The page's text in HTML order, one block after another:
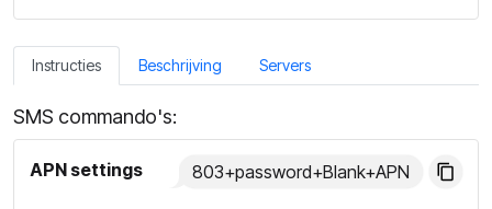
Instructies Beschrijving Servers
SMS commando's:
APN settings 803+password+Blank+APN